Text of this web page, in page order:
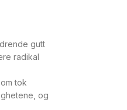
gutt
radikal
tok
og